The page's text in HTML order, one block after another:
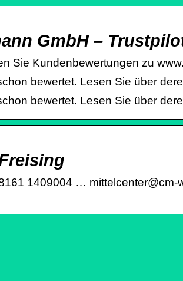
GmbH –
Sie Kundenbewertungen zu
bewertet. Lesen Sie über
bewertet. Lesen Sie über
1409004 …